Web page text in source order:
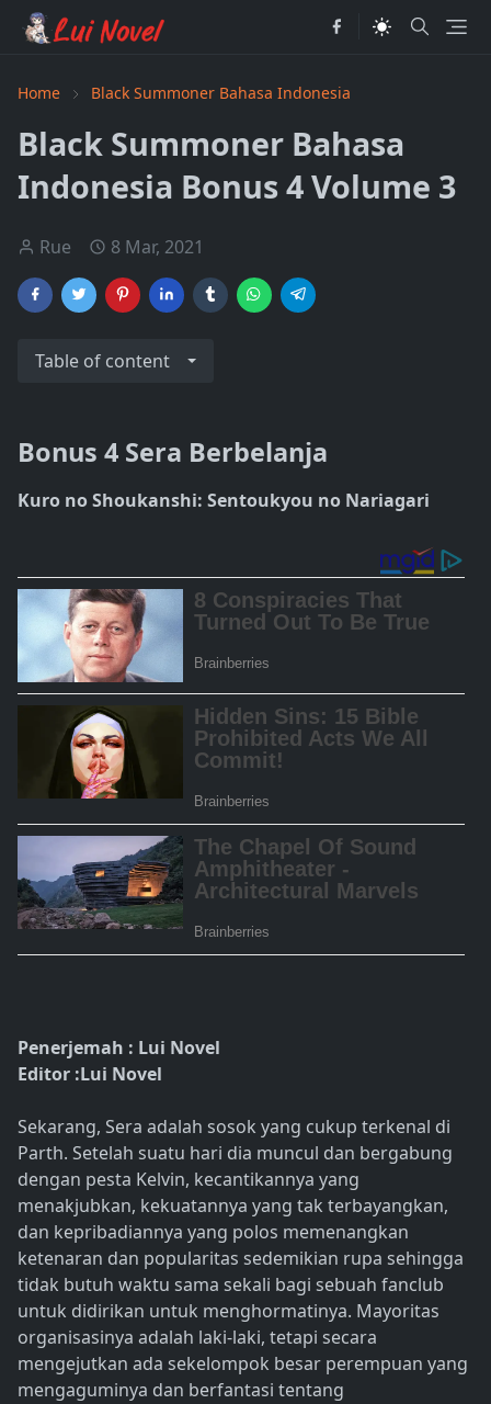
Home Black Summoner Bahasa Indonesia
Black Summoner Bahasa
Indonesia Bonus 4 Volume 3
Rue 8 Mar, 2021
Table of content
Bonus 4 Sera Berbelanja
Kuro no Shoukanshi: Sentoukyou no Nariagari
Penerjemah : Lui Novel
Editor :Lui Novel
Sekarang, Sera adalah sosok yang cukup terkenal di
Parth. Setelah suatu hari dia muncul dan bergabung
dengan pesta Kelvin, kecantikannya yang
menakjubkan, kekuatannya yang tak terbayangkan,
dan kepribadiannya yang polos memenangkan
ketenaran dan popularitas sedemikian rupa sehingga
tidak butuh waktu sama sekali bagi sebuah fanclub
untuk didirikan untuk menghormatinya. Mayoritas
organisasinya adalah laki-laki, tetapi secara
mengejutkan ada sekelompok besar perempuan yang
mengaguminya dan berfantasi tentang